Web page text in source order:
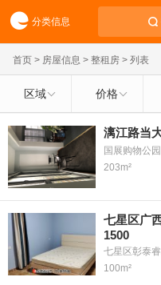
分类信息
首页 > 房屋信息 > 整租房 > 列表
区域 价格
漓江路当
国展购物公园
203m²
七星区广
1500
七星区彰泰
100m²